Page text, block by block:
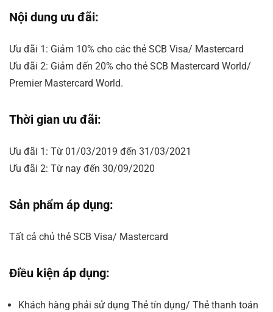
Nội dung ưu đãi:
Ưu đãi 1: Giảm 10% cho các thẻ SCB Visa/ Mastercard
Ưu đãi 2: Giảm đến 20% cho thẻ SCB Mastercard World/
Premier Mastercard World.
Thời gian ưu đãi:
Ưu đãi 1: Từ 01/03/2019 đến 31/03/2021
Ưu đãi 2: Từ nay đến 30/09/2020
Sản phẩm áp dụng:
Tất cả chủ thẻ SCB Visa/ Mastercard
Điều kiện áp dụng:
Khách hàng phải sử dụng Thẻ tín dụng/ Thẻ thanh toán